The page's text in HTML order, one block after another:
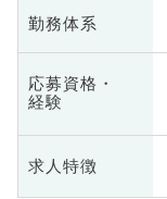
勤務体系
応募資格・
経験
求人特徴